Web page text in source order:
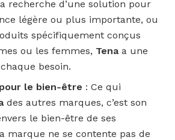
recherche d’une solution pour
légère ou plus importante, ou
spécifiquement conçus
ou les femmes, Tenaa une
besoin.
le bien-être : Ce qui
des autres marques, c’est son
le bien-être de ses
marque ne se contente pas de